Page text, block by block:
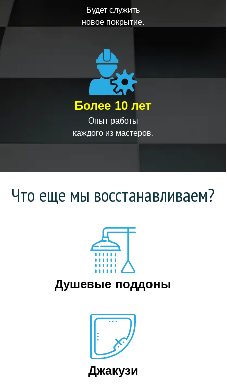
Будет служить
новое покрытие.
Более 10 лет
Опыт работы
каждого из мастеров.
Что еще мы восстанавливаем?
Душевые поддоны
Джакузи